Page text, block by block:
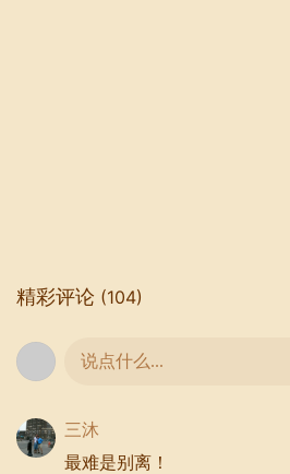
欢喜的，也许他很快也会忘记
多人在你人生的列车疾驰时擦肩
是风景。
谁说离别之后，我们不会相遇的？
精彩评论 (104)
说点什么...
三沐
最难是别离！